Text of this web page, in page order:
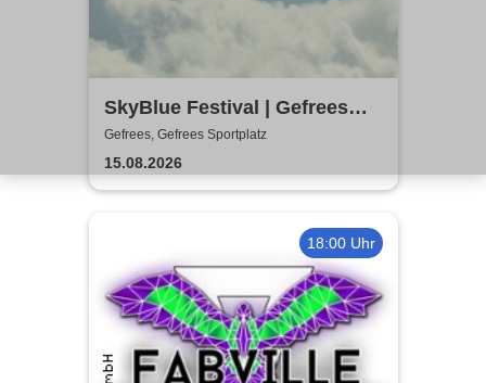
SkyBlue Festival | Gefrees
Sportplatz
Gefrees, Gefrees Sportplatz
15.08.2026
18:00 Uhr